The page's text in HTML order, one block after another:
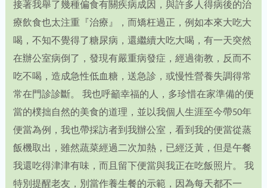
接著我舉了幾種偏食有關疾病成因，與許多人得病後的治
療飲食也太注重『治療』，而矯枉過正，例如本來大吃大
喝，不知不覺得了糖尿病，還繼續大吃大喝，有一天突然
在辦公室病倒了，發現有嚴重病發症，經過衛教，反而不
吃不喝，造成急性低血糖，送急診，或慢性營養失調得常
常在門診診斷。 我也呼籲幸福的人，多珍惜在家準備的便
當的樸拙自然的美食的道理，並以我個人生涯至今帶50年
便當為例，我也帶採訪者到我辦公室，看到我的便當從蒸
飯機取出，雖然蔬菜經過二次加熱，已經泛黃，但是午餐
我還吃得津津有味，而且留下便當與我正在吃飯照片。 我
特別提醒老友，別當作養生餐的示範，因為每天都不一